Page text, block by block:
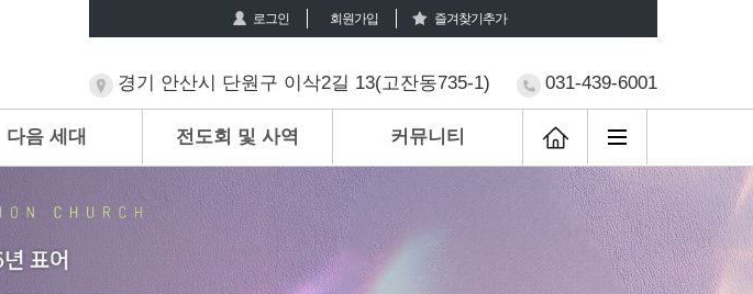
로그인 회원가입 즐겨찾기추가
경기 안산시 단원구 이삭2길 13(고잔동735-1) 031-439-6001
다음 세대 전도회 및 사역 커뮤니티